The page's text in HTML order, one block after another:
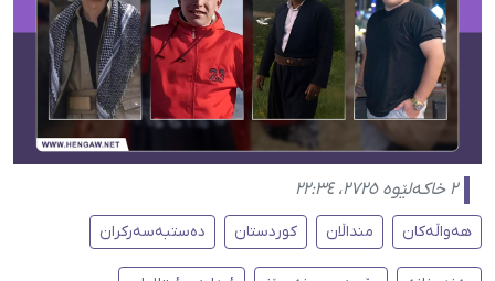
٢ خاکەلێوە ٢٧٢٥، ٢٢:٣٤
هەواڵەکان منداڵان کوردستان دەستبەسەرکران